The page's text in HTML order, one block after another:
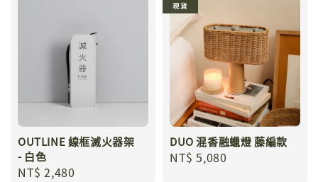
OUTLINE 線框滅火器架
- 白色
Regular
NT$ 2,480
現貨
DUO 混香融蠟燈 藤編款
Regular
NT$ 5,080